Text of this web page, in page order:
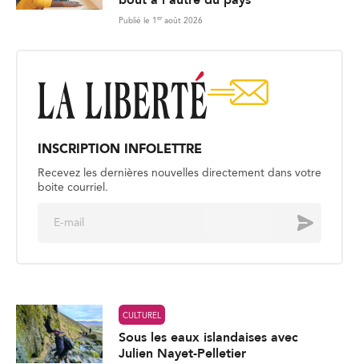
Publié le 1 er août 2026
INSCRIPTION INFOLETTRE
Recevez les dernières nouvelles directement dans votre
boite courriel.
Envoyer
CULTUREL
Sous les eaux islandaises avec
Julien Nayet-Pelletier